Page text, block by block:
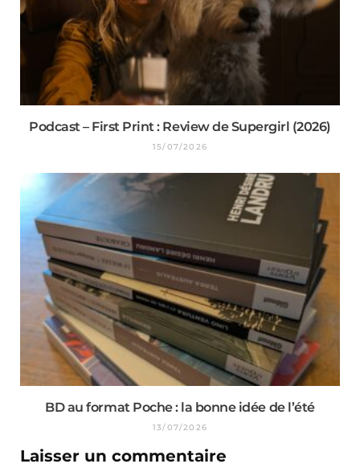
Podcast – First Print : Review de Supergirl (2026)
15/07/2026
BD au format Poche : la bonne idée de l’été
13/07/2026
Laisser un commentaire